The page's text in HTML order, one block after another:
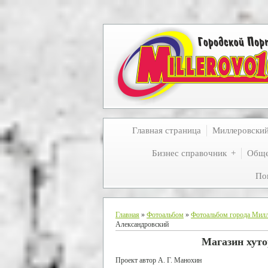
Главная страница
Бизнес справочник
Главная » Фотоальбом » Фотоальбом города
Александровский
Магазин
Проект автор А. Г. Манохин